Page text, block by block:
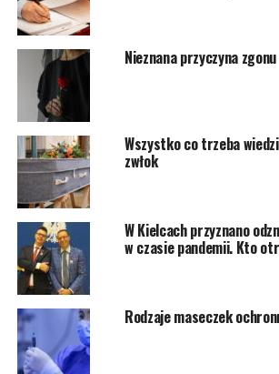
Nieznana przyczyna
Wszystko co trzeba
zwłok
W Kielcach przyznano
w czasie pandemii. Kto
Rodzaje maseczek